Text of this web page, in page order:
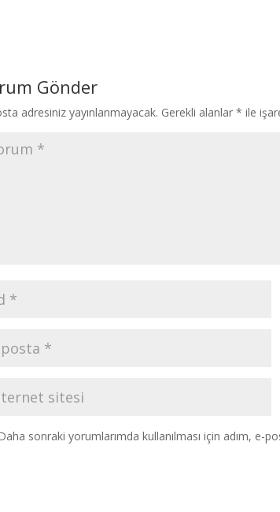
Gönder
adresiniz yayınlanmayacak. Gerekli alanlar * ile
sonraki yorumlarımda kullanılması için adım, e-